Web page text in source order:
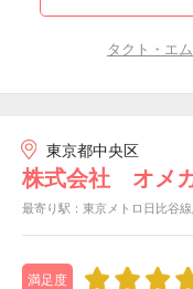
タクト・エ
東京都中央区
株式会社 オメ
最寄り駅：東京メトロ日比谷
満足度